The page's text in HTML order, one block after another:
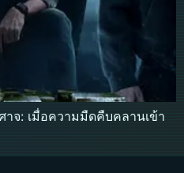
จ: เมื่อความมืดคืบคลานเข้า